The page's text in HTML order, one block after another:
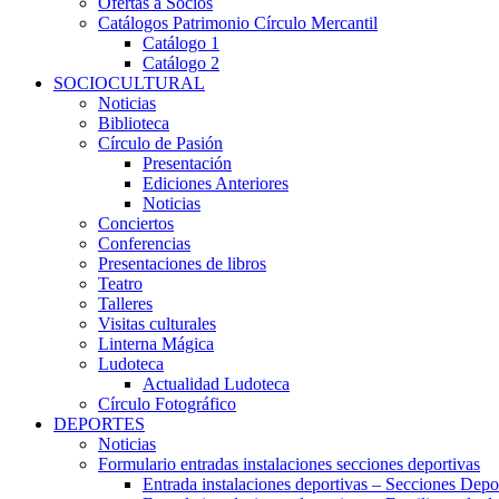
Catálogos Patrimonio Círculo Mercantil
Catálogo 1
Catálogo 2
SOCIOCULTURAL
Noticias
Biblioteca
Círculo de Pasión
Presentación
Ediciones Anteriores
Noticias
Conciertos
Conferencias
Presentaciones de libros
Teatro
Talleres
Visitas culturales
Linterna Mágica
Ludoteca
Actualidad Ludoteca
Círculo Fotográfico
DEPORTES
Noticias
Formulario entradas instalaciones secciones deportivas
Entrada instalaciones deportivas – Secciones